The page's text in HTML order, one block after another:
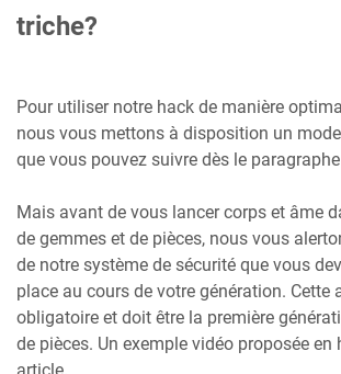
triche?
Pour utiliser notre hack de manière
nous vous mettons à disposition un
que vous pouvez suivre dès le
Mais avant de vous lancer corps et âme
de gemmes et de pièces, nous vous
de notre système de sécurité que vous
place au cours de votre génération. Cette
obligatoire et doit être la première
de pièces. Un exemple vidéo proposée en
article.